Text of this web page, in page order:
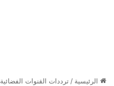
الرئيسية / ترددات القنوات الفضائية